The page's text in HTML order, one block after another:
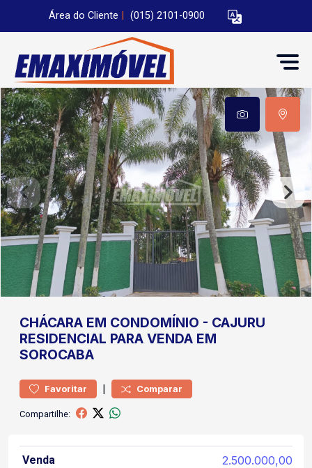
Área do Cliente (015) 2101-0900
CHÁCARA EM CONDOMÍNIO - CAJURU
RESIDENCIAL PARA VENDA EM
SOROCABA
Favoritar | Comparar
Compartilhe:
Venda 2.500.000,00